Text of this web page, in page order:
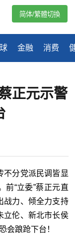
金融 消费
简体/繁體切換
正元示警
不分党派民调皆显
前“立委”蔡正元直
战力、倾全力支持
立伦、新北市长侯
会踉跄下台！